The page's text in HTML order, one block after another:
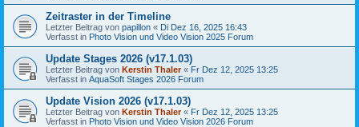
Zeitraster in der Timeline
Letzter Beitrag von papillon « Di Dez 16, 2025 16:43
Verfasst in Photo Vision und Video Vision 2025 Forum
Update Stages 2026 (v17.1.03)
Letzter Beitrag von Kerstin Thaler« Fr Dez 12, 2025 13:25
Verfasst in AquaSoft Stages 2026 Forum
Update Vision 2026 (v17.1.03)
Letzter Beitrag von Kerstin Thaler« Fr Dez 12, 2025 13:25
Verfasst in Photo Vision und Video Vision 2026 Forum